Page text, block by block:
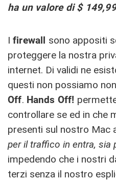
ha un valore di $ 149,99
I firewall sono appositi
proteggere la nostra
internet. Di validi ne
questi non possiamo
Off. Hands Off!
controllare se ed in che
presenti sul nostro Mac
per il traffico in entra, sia
impedendo che i nostri
terzi senza il nostro